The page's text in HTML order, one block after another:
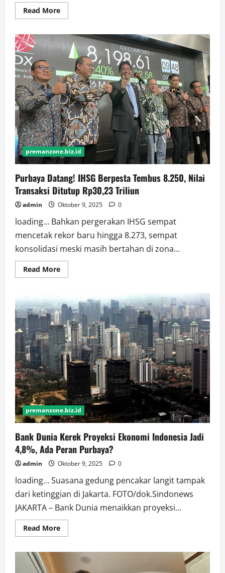
Read MoreRead
more
Ancam
Pecat
Pegawai
Pajak
Bea
Cukai
Jika
Menyimpang
Lagi
premanzone.biz.id
Purbaya Datang! IHSG Berpesta Tembus 8.250, Nilai
Transaksi Ditutup Rp30,23 Triliun
admin Oktober 9, 2025 0
loading… Bahkan pergerakan IHSG sempat
mencetak rekor baru hingga 8.273, sempat
konsolidasi meski masih bertahan di zona...
Read MoreRead
more
IHSG
Berpesta
Tembus
8.250,
Nilai
Transaksi
Ditutup
Rp30,23
Triliun
premanzone.biz.id
Bank Dunia Kerek Proyeksi Ekonomi Indonesia Jadi
4,8%, Ada Peran Purbaya?
admin Oktober 9, 2025 0
loading… Suasana gedung pencakar langit tampak
dari ketinggian di Jakarta. FOTO/dok.Sindonews
JAKARTA – Bank Dunia menaikkan proyeksi...
Read MoreRead
more
Proyeksi